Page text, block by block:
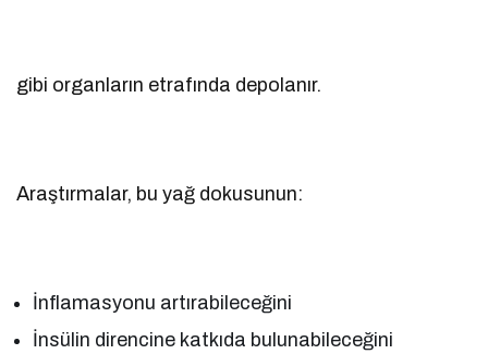
gibi organların etrafında depolanır.
Araştırmalar, bu yağ dokusunun:
İnflamasyonu artırabileceğini
İnsülin direncine katkıda bulunabileceğini